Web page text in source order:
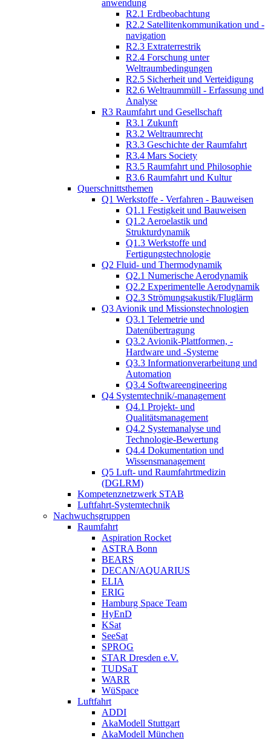
anwendung
R2.1 Erdbeobachtung
R2.2 Satellitenkommunikation und -
navigation
R2.3 Extraterrestrik
R2.4 Forschung unter
Weltraumbedingungen
R2.5 Sicherheit und Verteidigung
R2.6 Weltraummüll - Erfassung und
Analyse
R3 Raumfahrt und Gesellschaft
R3.1 Zukunft
R3.2 Weltraumrecht
R3.3 Geschichte der Raumfahrt
R3.4 Mars Society
R3.5 Raumfahrt und Philosophie
R3.6 Raumfahrt und Kultur
Querschnittsthemen
Q1 Werkstoffe - Verfahren - Bauweisen
Q1.1 Festigkeit und Bauweisen
Q1.2 Aeroelastik und
Strukturdynamik
Q1.3 Werkstoffe und
Fertigungstechnologie
Q2 Fluid- und Thermodynamik
Q2.1 Numerische Aerodynamik
Q2.2 Experimentelle Aerodynamik
Q2.3 Strömungsakustik/Fluglärm
Q3 Avionik und Missionstechnologien
Q3.1 Telemetrie und
Datenübertragung
Q3.2 Avionik-Plattformen, -
Hardware und -Systeme
Q3.3 Informationverarbeitung und
Automation
Q3.4 Softwareengineering
Q4 Systemtechnik/-management
Q4.1 Projekt- und
Qualitätsmanagement
Q4.2 Systemanalyse und
Technologie-Bewertung
Q4.4 Dokumentation und
Wissensmanagement
Q5 Luft- und Raumfahrtmedizin
(DGLRM)
Kompetenznetzwerk STAB
Luftfahrt-Systemtechnik
Nachwuchsgruppen
Raumfahrt
Aspiration Rocket
ASTRA Bonn
BEARS
DECAN/AQUARIUS
ELIA
ERIG
Hamburg Space Team
HyEnD
KSat
SeeSat
SPROG
STAR Dresden e.V.
TUDSaT
WARR
WüSpace
Luftfahrt
ADDI
AkaModell Stuttgart
AkaModell München